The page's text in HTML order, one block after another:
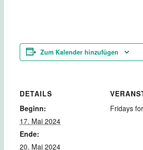
Zum Kalender hinzufügen
DETAILS
Beginn:
17. Mai 2024
Ende:
20. Mai 2024
Fridays